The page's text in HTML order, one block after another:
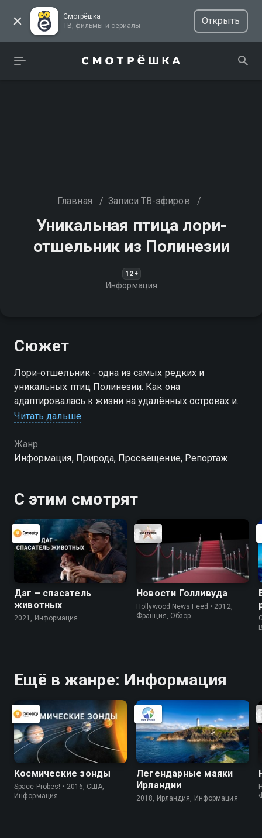
Смотрёшка
ТВ, фильмы и сериалы
Открыть
Главная / Записи ТВ-эфиров /
Уникальная птица лори-
отшельник из Полинезии
12+
Информация
Сюжет
Лори-отшельник - одна из самых редких и
уникальных птиц Полинезии. Как она
адаптировалась к жизни на удалённых островах и
какую роль играет в экосистеме региона?
Читать дальше
Жанр
Информация, Природа, Просвещение, Репортаж
С этим смотрят
Даг – спасатель
животных
2021, Информация
Новости Голливуда
Hollywood News Feed • 2012,
Франция, Обзор
Ещё в жанре: Информация
Космические зонды
Space Probes! • 2016, США,
Информация
Легендарные маяки
Ирландии
2018, Ирландия, Информация